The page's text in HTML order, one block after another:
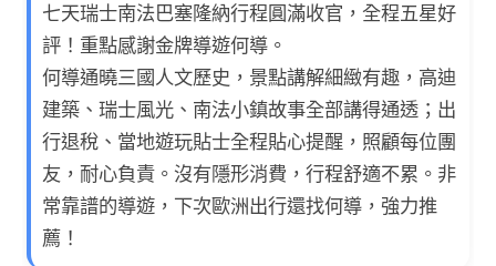
七天瑞士南法巴塞隆納行程圓滿收官，全程五星好
評！重點感謝金牌導遊何導。
何導通曉三國人文歷史，景點講解細緻有趣，高迪
建築、瑞士風光、南法小鎮故事全部講得通透；出
行退稅、當地遊玩貼士全程貼心提醒，照顧每位團
友，耐心負責。沒有隱形消費，行程舒適不累。非
常靠譜的導遊，下次歐洲出行還找何導，強力推
薦！